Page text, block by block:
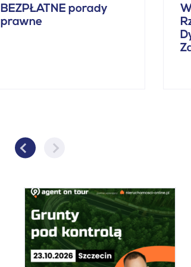
BEZPŁATNE porady
prawne